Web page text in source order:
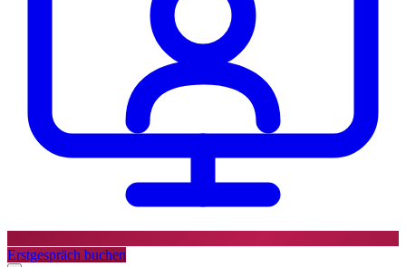
Erstgespräch buchen